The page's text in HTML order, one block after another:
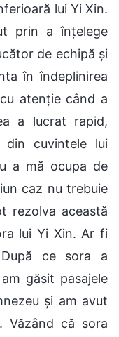
lui Yi Xin.
prin a înțelege
de echipă și
în îndeplinirea
atenție când a
a lucrat rapid,
din cuvintele lui
a mă ocupa de
caz nu trebuie
rezolva această
lui Yi Xin. Ar fi
ce sora a
găsit pasajele
și am avut
Văzând că sora